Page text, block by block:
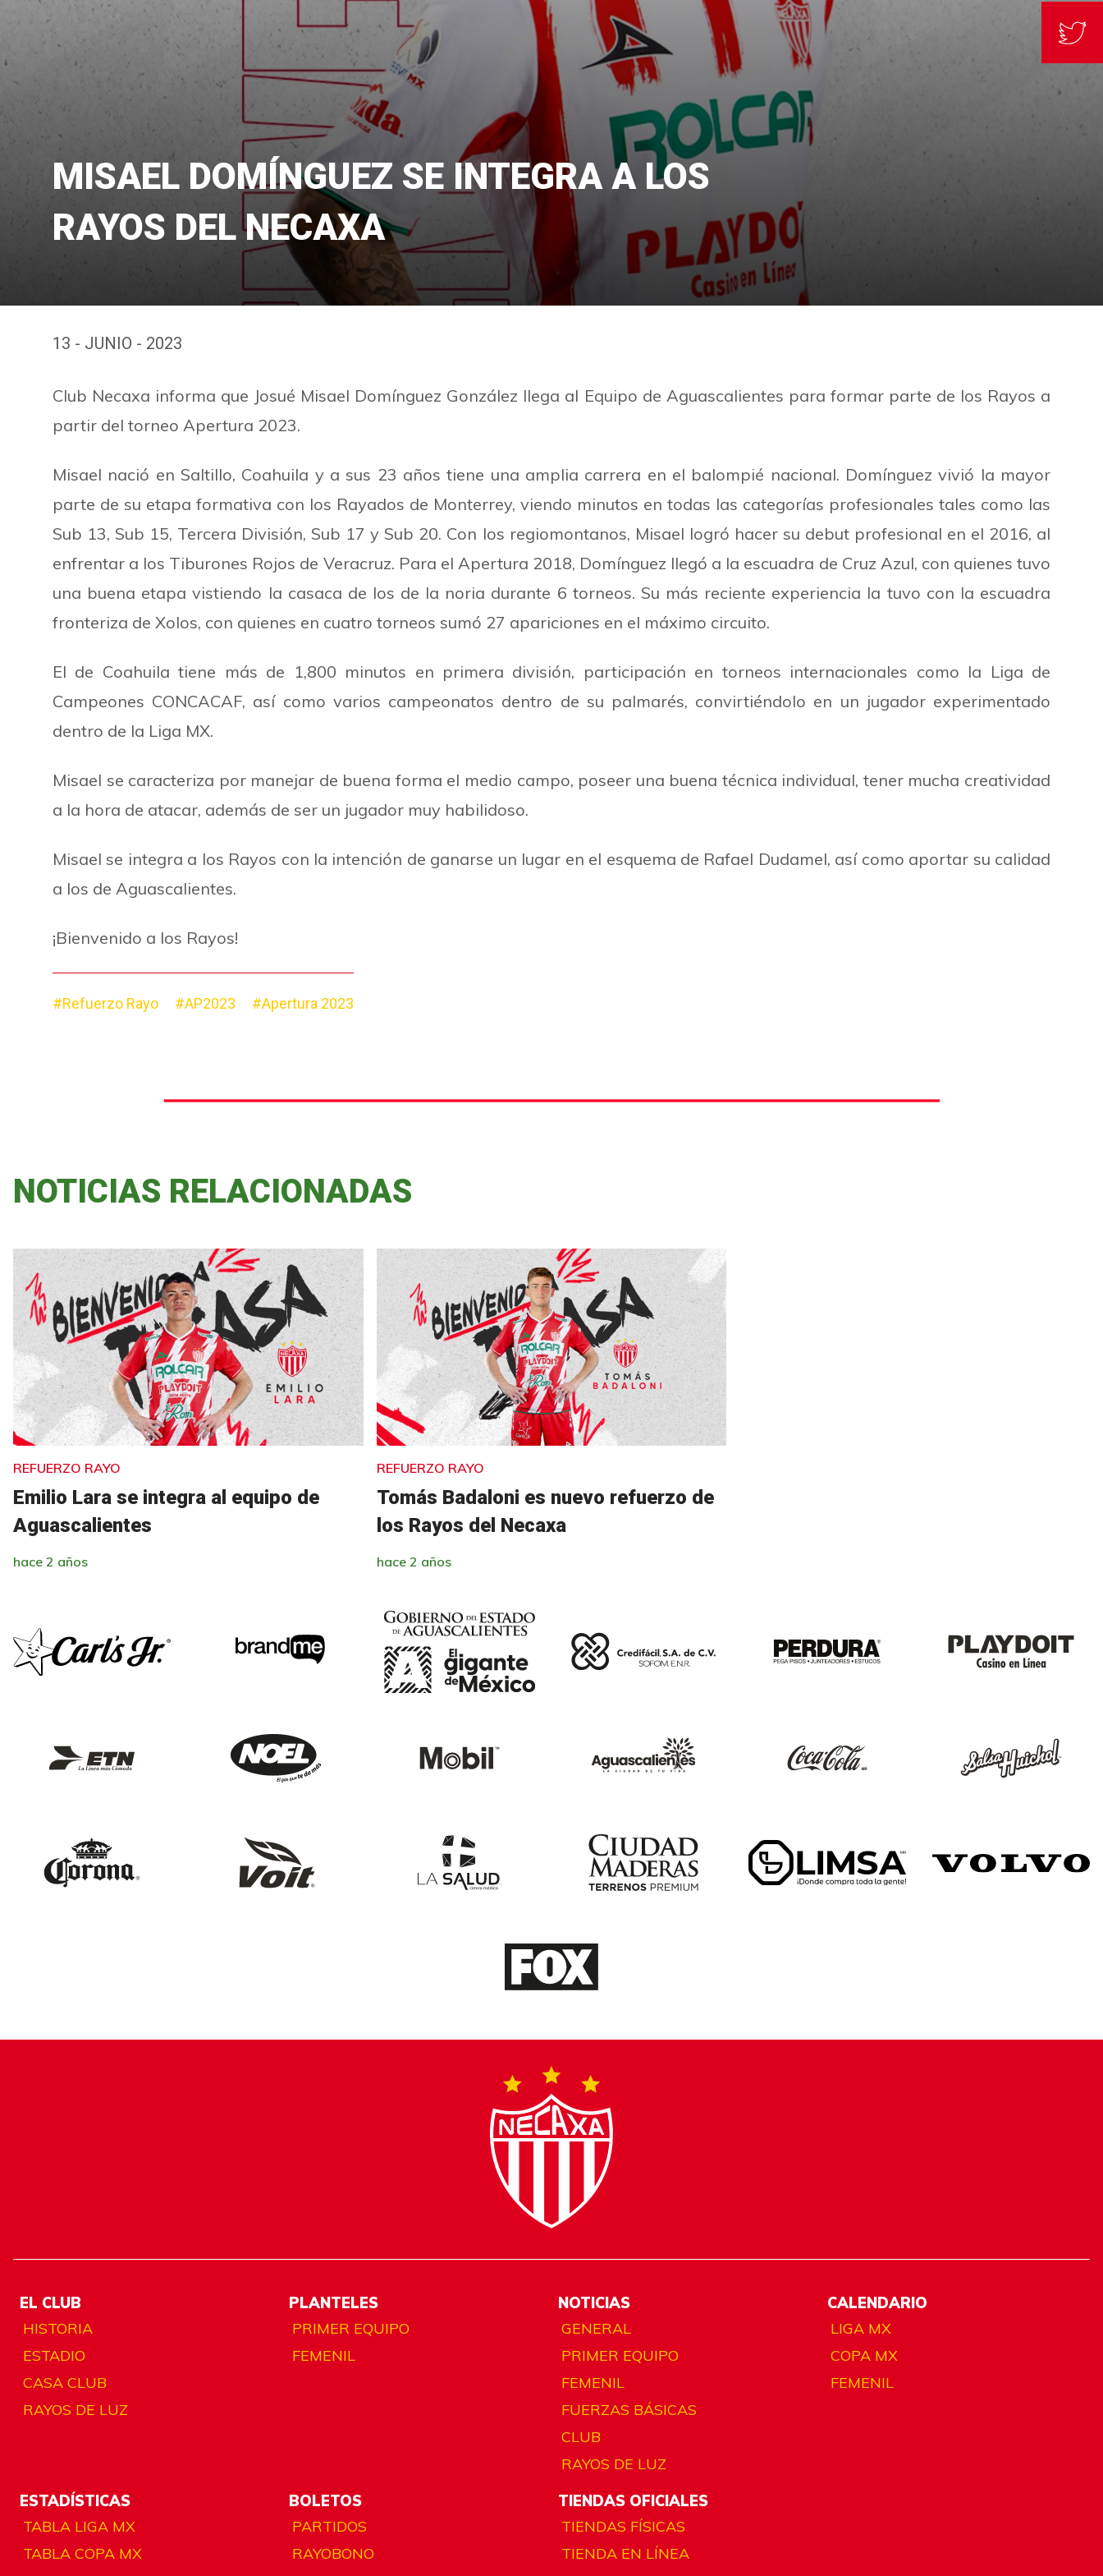
MISAEL DOMÍNGUEZ SE INTEGRA A LOS
RAYOS DEL NECAXA
13 - JUNIO - 2023
Club Necaxa informa que Josué Misael Domínguez González llega al Equipo de Aguascalientes para formar parte de los Rayos a
partir del torneo Apertura 2023.
Misael nació en Saltillo, Coahuila y a sus 23 años tiene una amplia carrera en el balompié nacional. Domínguez vivió la mayor
parte de su etapa formativa con los Rayados de Monterrey, viendo minutos en todas las categorías profesionales tales como las
Sub 13, Sub 15, Tercera División, Sub 17 y Sub 20. Con los regiomontanos, Misael logró hacer su debut profesional en el 2016, al
enfrentar a los Tiburones Rojos de Veracruz. Para el Apertura 2018, Domínguez llegó a la escuadra de Cruz Azul, con quienes tuvo
una buena etapa vistiendo la casaca de los de la noria durante 6 torneos. Su más reciente experiencia la tuvo con la escuadra
fronteriza de Xolos, con quienes en cuatro torneos sumó 27 apariciones en el máximo circuito.
El de Coahuila tiene más de 1,800 minutos en primera división, participación en torneos internacionales como la Liga de
Campeones CONCACAF, así como varios campeonatos dentro de su palmarés, convirtiéndolo en un jugador experimentado
dentro de la Liga MX.
Misael se caracteriza por manejar de buena forma el medio campo, poseer una buena técnica individual, tener mucha creatividad
a la hora de atacar, además de ser un jugador muy habilidoso.
Misael se integra a los Rayos con la intención de ganarse un lugar en el esquema de Rafael Dudamel, así como aportar su calidad
a los de Aguascalientes.
¡Bienvenido a los Rayos!
#Refuerzo Rayo #AP2023 #Apertura 2023
NOTICIAS RELACIONADAS
REFUERZO RAYO
Emilio Lara se integra al equipo de
Aguascalientes
hace 2 años
REFUERZO RAYO
Tomás Badaloni es nuevo refuerzo de
los Rayos del Necaxa
hace 2 años
EL CLUB
HISTORIA
ESTADIO
CASA CLUB
RAYOS DE LUZ
PLANTELES
PRIMER EQUIPO
FEMENIL
NOTICIAS
GENERAL
PRIMER EQUIPO
FEMENIL
FUERZAS BÁSICAS
CLUB
RAYOS DE LUZ
CALENDARIO
LIGA MX
COPA MX
FEMENIL
ESTADÍSTICAS
TABLA LIGA MX
TABLA COPA MX
BOLETOS
PARTIDOS
RAYOBONO
TIENDAS OFICIALES
TIENDAS FÍSICAS
TIENDA EN LÍNEA